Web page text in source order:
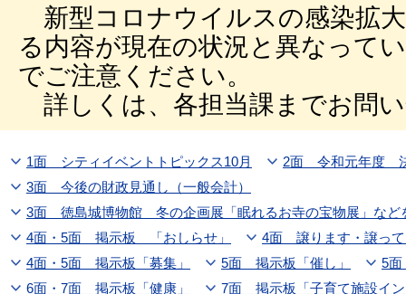
新型コロナウイルスの感染拡
る内容が現在の状況と異なって
でご注意ください。
詳しくは、各担当課までお問
1面 シティイベントトピックス10月
2面 令和元年度
3面 今後の財政見通し（一般会計）
3面 徳島城博物館 冬の企画展「眠れるお寺の宝物展」など
4面・5面 掲示板 「おしらせ」
4面 譲ります・譲って
4面・5面 掲示板「募集」
5面 掲示板「催し」
5
6面・7面 掲示板「健康」
7面 掲示板「子育て施設イ